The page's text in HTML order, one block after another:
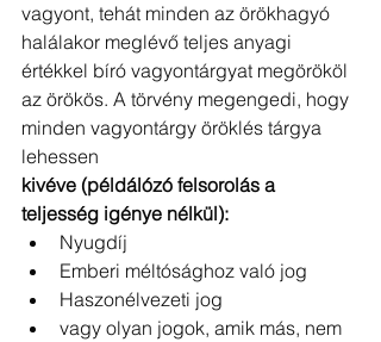
vagyont, tehát minden az örökhagyó
halálakor meglévő teljes anyagi
értékkel bíró vagyontárgyat megörököl
az örökös. A törvény megengedi, hogy
minden vagyontárgy öröklés tárgya
lehessen
kivéve (példálózó felsorolás a
teljesség igénye nélkül):
Nyugdíj
Emberi méltósághoz való jog
Haszonélvezeti jog
vagy olyan jogok, amik más, nem